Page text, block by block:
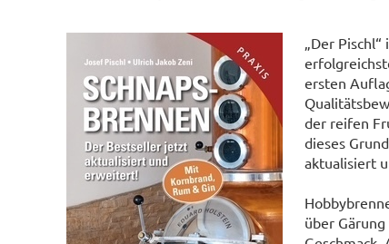
„Der
ersten
der reifen
dieses
aktualisiert
über